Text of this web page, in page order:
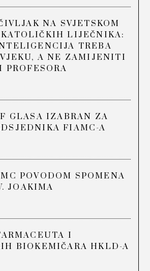
NA SVJETSKOM
KATOLIČKIH LIJEČNIKA:
TREBA
A NE ZAMIJENITI
GLASA IZABRAN ZA
FIAMC-A
POVODOM SPOMENA
JOAKIMA
I
BIOKEMIČARA HKLD-A